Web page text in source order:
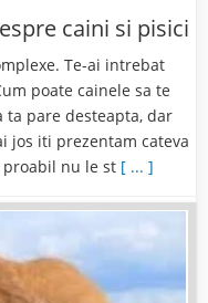
caini si pisici
Te-ai intrebat
poate cainele sa te
ta pare desteapta, dar
jos iti prezentam cateva
proabil nu le st [ ... ]